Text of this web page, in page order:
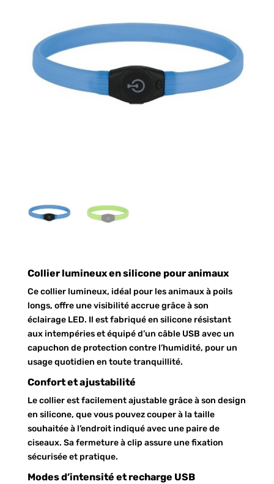
Collier lumineux en silicone pour animaux
Ce collier lumineux, idéal pour les animaux à poils
longs, offre une visibilité accrue grâce à son
éclairage LED. Il est fabriqué en silicone résistant
aux intempéries et équipé d’un câble USB avec un
capuchon de protection contre l’humidité, pour un
usage quotidien en toute tranquillité.
Confort et ajustabilité
Le collier est facilement ajustable grâce à son design
en silicone, que vous pouvez couper à la taille
souhaitée à l’endroit indiqué avec une paire de
ciseaux. Sa fermeture à clip assure une fixation
sécurisée et pratique.
Modes d’intensité et recharge USB